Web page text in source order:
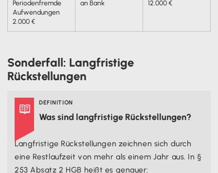
Periodenfremde
Aufwendungen
2.000 €
an Bank 12.000 €
Sonderfall: Langfristige
Rückstellungen
 DEFINITION
Was sind langfristige Rückstellungen?
Langfristige Rückstellungen zeichnen sich durch
eine Restlaufzeit von mehr als einem Jahr aus. In §
253 Absatz 2 HGB heißt es genauer: